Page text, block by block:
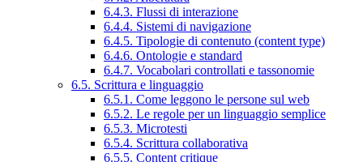
6.4.3. Flussi di interazione
6.4.4. Sistemi di navigazione
6.4.5. Tipologie di contenuto (content type)
6.4.6. Ontologie e standard
6.4.7. Vocabolari controllati e tassonomie
6.5. Scrittura e linguaggio
6.5.1. Come leggono le persone sul web
6.5.2. Le regole per un linguaggio semplice
6.5.3. Microtesti
6.5.4. Scrittura collaborativa
6.5.5. Content critique